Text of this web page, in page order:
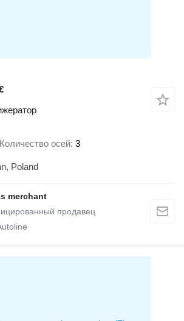
Количество осей 3
Poland
merchant